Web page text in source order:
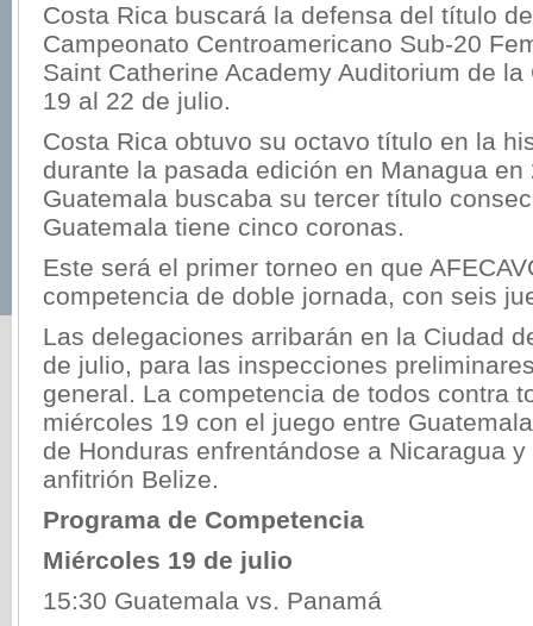
Costa Rica buscará la defensa del título
Campeonato Centroamericano Sub-20
Saint Catherine Academy Auditorium de
19 al 22 de julio.
Costa Rica obtuvo su octavo título en la
durante la pasada edición en Managua en
Guatemala buscaba su tercer título
Guatemala tiene cinco coronas.
Este será el primer torneo en que
competencia de doble jornada, con seis
Las delegaciones arribarán en la Ciudad
de julio, para las inspecciones
general. La competencia de todos contra
miércoles 19 con el juego entre
de Honduras enfrentándose a Nicaragua
anfitrión Belize.
Programa de Competencia
Miércoles 19 de julio
15:30 Guatemala vs. Panamá